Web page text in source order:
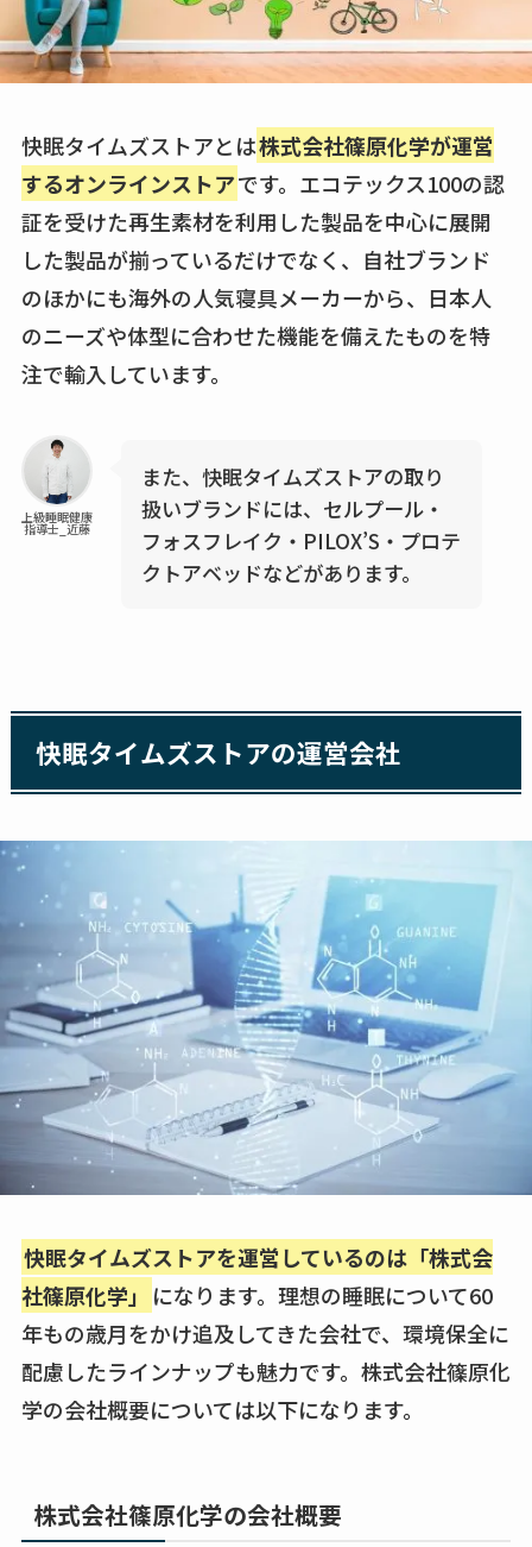
快眠タイムズストアとは株式会社篠原化学が運営
するオンラインストアです。エコテックス100の認
証を受けた再生素材を利用した製品を中心に展開
した製品が揃っているだけでなく、自社ブランド
のほかにも海外の人気寝具メーカーから、日本人
のニーズや体型に合わせた機能を備えたものを特
注で輸入しています。
上級睡眠健康
指導士_近藤
また、快眠タイムズストアの取り
扱いブランドには、セルプール・
フォスフレイク・PILOX’S・プロテ
クトアベッドなどがあります。
快眠タイムズストアの運営会社
快眠タイムズストアを運営しているのは「株式会
社篠原化学」 になります。理想の睡眠について60
年もの歳月をかけ追及してきた会社で、環境保全に
配慮したラインナップも魅力です。株式会社篠原化
学の会社概要については以下になります。
株式会社篠原化学の会社概要